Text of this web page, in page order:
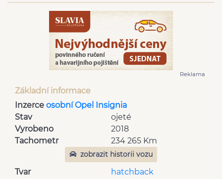
Reklama
Základní informace
Inzerce osobní Opel Insignia
Stav
ojeté
Vyrobeno
2018
Tachometr
234 265 Km
zobrazit historii vozu
Tvar
hatchback